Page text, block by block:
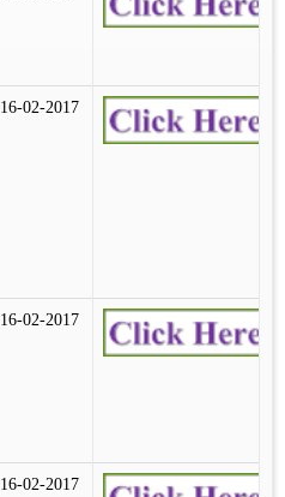
16-02-2017
16-02-2017
16-02-2017